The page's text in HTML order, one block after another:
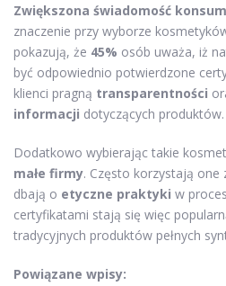
Zwiększona świadomość
znaczenie przy wyborze
pokazują, że 45% osób uważa, iż
być odpowiednio potwierdzone
klienci pragną transparentności
informacji dotyczących produktów.
Dodatkowo wybierając takie
małe firmy. Często korzystają one
dbają o etyczne praktyki w
certyfikatami stają się więc
tradycyjnych produktów pełnych
Powiązane wpisy: